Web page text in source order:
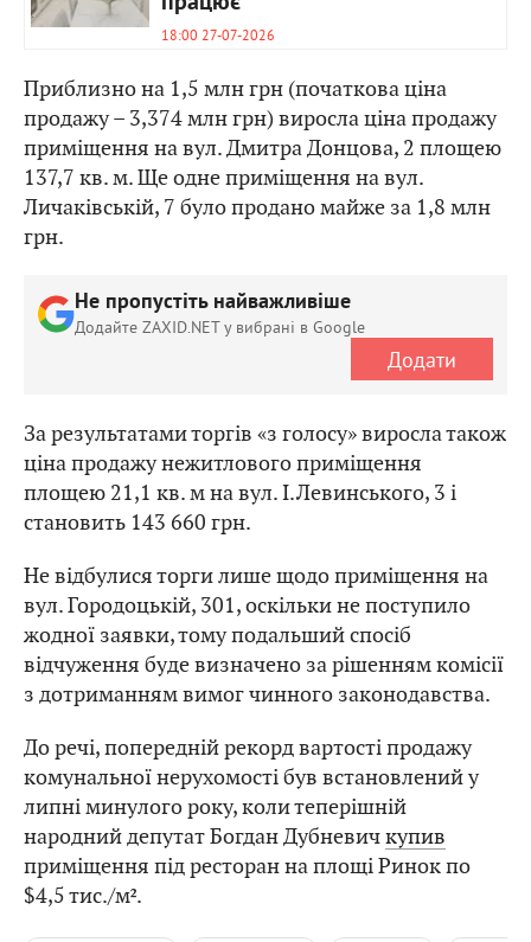
18:00 27-07-2026
Приблизно на 1,5 млн грн (початкова ціна
продажу – 3,374 млн грн) виросла ціна продажу
приміщення на вул. Дмитра Донцова, 2 площею
137,7 кв. м. Ще одне приміщення на вул.
Личаківській, 7 було продано майже за 1,8 млн
грн.
Не пропустіть найважливіше
Додайте ZAXID.NET у вибрані в Google
Додати
За результатами торгів «з голосу» виросла також
ціна продажу нежитлового приміщення
площею 21,1 кв. м на вул. І.Левинського, 3 і
становить 143 660 грн.
Не відбулися торги лише щодо приміщення на
вул. Городоцькій, 301, оскільки не поступило
жодної заявки, тому подальший спосіб
відчуження буде визначено за рішенням комісії
з дотриманням вимог чинного законодавства.
До речі, попередній рекорд вартості продажу
комунальної нерухомості був встановлений у
липні минулого року, коли теперішній
народний депутат Богдан Дубневичкупив
приміщення під ресторан на площі Ринок по
$4,5 тис./м².